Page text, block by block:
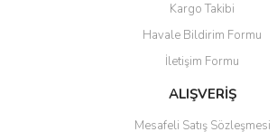
Ürün açıklamasında eksik bilgiler bulunuyor.
Ürün bilgilerinde hatalar bulunuyor.
Ürün fiyatı diğer sitelerden daha pahalı.
Bu ürüne benzer farklı alternatifler olmalı.
Kargo Takibi
Havale Bildirim Formu
İletişim Formu
ALIŞVERİŞ
Mesafeli Satış Sözleşmesi